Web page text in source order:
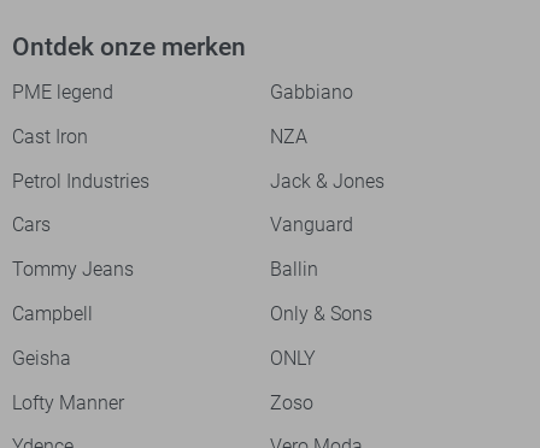
Ontdek onze merken
PME legend
Gabbiano
Cast Iron
NZA
Petrol Industries
Jack & Jones
Cars
Vanguard
Tommy Jeans
Ballin
Campbell
Only & Sons
Geisha
ONLY
Lofty Manner
Zoso